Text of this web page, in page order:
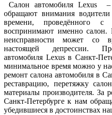
Салон автомобиля Lexus
обращают внимания
времени, проведённого с
воспринимают именно
неисправности может со
настоящей депрессии.
автомобиля Lexus в Санкт-
минимальное время можно у
ремонт салона автомобиля в
реставрацию, перетяжку
материалы производителя. За
Санкт-Петербурге к нам
убедившиеся в достоинствах